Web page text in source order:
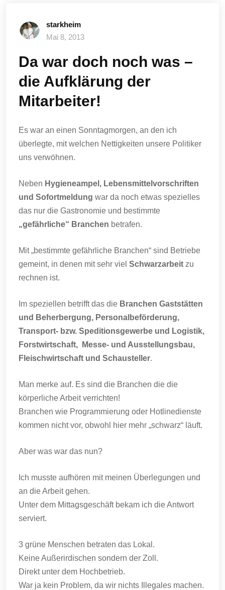
starkheim
Mai 8, 2013
Da war doch noch was –
die Aufklärung der
Mitarbeiter!
Es war an einen Sonntagmorgen, an den ich
überlegte, mit welchen Nettigkeiten unsere Politiker
uns verwöhnen.
Neben Hygieneampel, Lebensmittelvorschriften
und Sofortmeldung war da noch etwas spezielles
das nur die Gastronomie und bestimmte
„gefährliche“ Branchen betrafen.
Mit „bestimmte gefährliche Branchen“ sind Betriebe
gemeint, in denen mit sehr viel Schwarzarbeit zu
rechnen ist.
Im speziellen betrifft das die Branchen Gaststätten
und Beherbergung, Personalbeförderung,
Transport- bzw. Speditionsgewerbe und Logistik,
Forstwirtschaft, Messe- und Ausstellungsbau,
Fleischwirtschaft und Schausteller.
Man merke auf. Es sind die Branchen die die
körperliche Arbeit verrichten!
Branchen wie Programmierung oder Hotlinedienste
kommen nicht vor, obwohl hier mehr „schwarz“ läuft.
Aber was war das nun?
Ich musste aufhören mit meinen Überlegungen und
an die Arbeit gehen.
Unter dem Mittagsgeschäft bekam ich die Antwort
serviert.
3 grüne Menschen betraten das Lokal.
Keine Außerirdischen sondern der Zoll.
Direkt unter dem Hochbetrieb.
War ja kein Problem, da wir nichts Illegales machen.